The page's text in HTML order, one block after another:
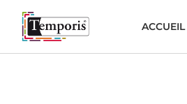
ACCUEIL